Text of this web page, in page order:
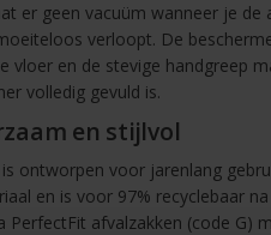
er geen vacuüm wanneer je
verloopt. De
vloer en de stevige handgreep
volledig gevuld is.
en stijlvol
ontworpen voor jarenlang
en is voor 97% recyclebaar
PerfectFit afvalzakken (code G)